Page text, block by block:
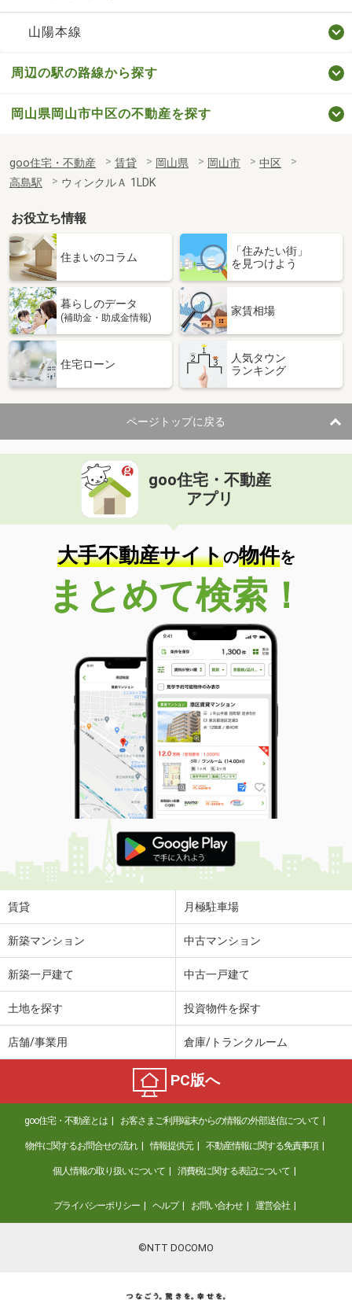
山陽本線
周辺の駅の路線から探す
岡山県岡山市中区の不動産を探す
goo住宅・不動産 賃貸 岡山県 岡山市
中区
高島駅
ウィンクルＡ 1LDK
お役立ち情報
住まいのコラム
「住みたい街」
を見つけよう
暮らしのデータ
(補助金・助成金情報)
家賃相場
住宅ローン
人気タウン
ランキング
ページトップに戻る
goo住宅・不動産
アプリ
大手不動産サイトの物件を
まとめて検索！
賃貸 月極駐車場
新築マンション 中古マンション
新築一戸建て 中古一戸建て
土地を探す 投資物件を探す
店舗/事業用 倉庫/トランクルーム
PC版へ
goo住宅・不動産とは お客さまご利用端末からの情報の外部送信について
物件に関するお問合せの流れ 情報提供元 不動産情報に関する免責事項
個人情報の取り扱いについて 消費税に関する表記について
プライバシーポリシー ヘルプ お問い合わせ 運営会社
©NTT DOCOMO